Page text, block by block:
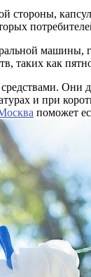
таких как
Они
и при
поможет